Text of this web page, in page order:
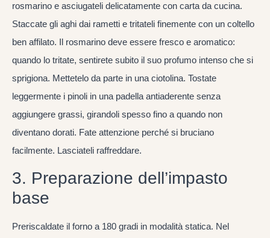
rosmarino e asciugateli delicatamente con carta da cucina.
Staccate gli aghi dai rametti e tritateli finemente con un coltello
ben affilato. Il rosmarino deve essere fresco e aromatico:
quando lo tritate, sentirete subito il suo profumo intenso che si
sprigiona. Mettetelo da parte in una ciotolina. Tostate
leggermente i pinoli in una padella antiaderente senza
aggiungere grassi, girandoli spesso fino a quando non
diventano dorati. Fate attenzione perché si bruciano
facilmente. Lasciateli raffreddare.
3. Preparazione dell’impasto
base
Preriscaldate il forno a 180 gradi in modalità statica. Nel